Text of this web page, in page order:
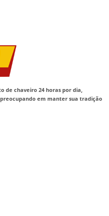
de chaveiro 24 horas por dia,
em manter sua tradição